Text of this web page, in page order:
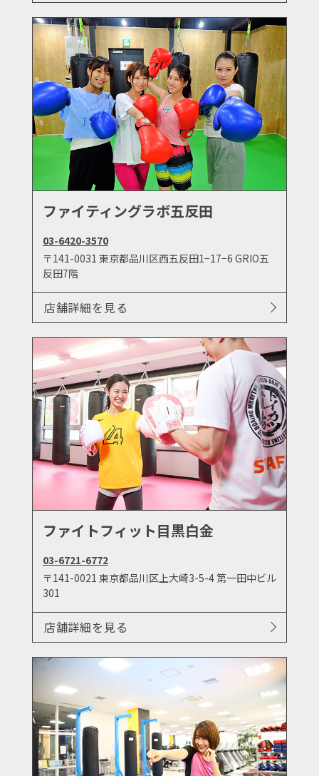
ファイティングラボ五反田
03-6420-3570
〒141-0031 東京都品川区西五反田1−17−6 GRIO五
反田7階
店舗詳細を見る
ファイトフィット目黒白金
03-6721-6772
〒141-0021 東京都品川区上大崎3-5-4 第一田中ビル
301
店舗詳細を見る